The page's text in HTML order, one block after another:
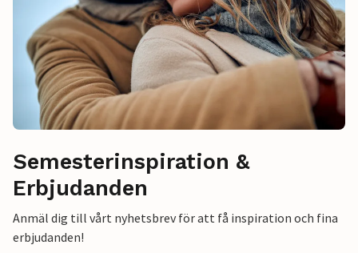
Semesterinspiration &
Erbjudanden
Anmäl dig till vårt nyhetsbrev för att få inspiration och fina
erbjudanden!